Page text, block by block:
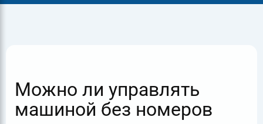
Можно ли управлять
машиной без номеров